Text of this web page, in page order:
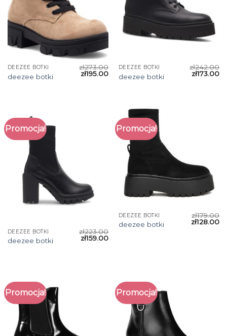
DEEZEE BOTKI
deezee botki
zł273.00
zł195.00
DEEZEE BOTKI
deezee botki
zł242.00
zł173.00
Promocja!
DEEZEE BOTKI
deezee botki
zł223.00
zł159.00
Promocja!
DEEZEE BOTKI
deezee botki
zł179.00
zł128.00
Promocja! Promocja!